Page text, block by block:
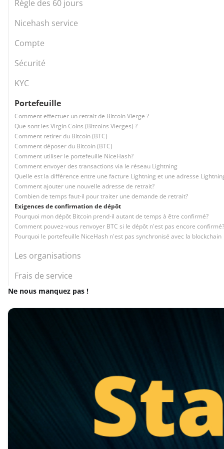
Règle des 60 jours
Nicehash service
Compte
Sécurité
KYC
Portefeuille
Comment effectuer un retrait de Bitcoin Vierge ?
Que sont les Virgin Coins (Bitcoins Vierges) ?
Comment retirer du Bitcoin (BTC)
Comment déposer du Bitcoin (BTC)
Comment utiliser le portefeuille NiceHash?
Comment envoyer des transactions via le réseau Lightning
Quelle est la différence entre une facture Lightning et une adresse
Comment ajouter une nouvelle adresse de retrait?
Combien de temps faut-il pour traiter une demande de retrait?
Exigences de confirmation de dépôt
Pourquoi mon dépôt Bitcoin prend-il autant de temps à être confirmé?
Comment pouvez-vous renvoyer BTC si le dépôt n'est pas encore confirmé?
Pourquoi le portefeuille NiceHash n'est pas synchronisé avec la blockchain
Les organisations
Frais de service
Ne nous manquez pas !